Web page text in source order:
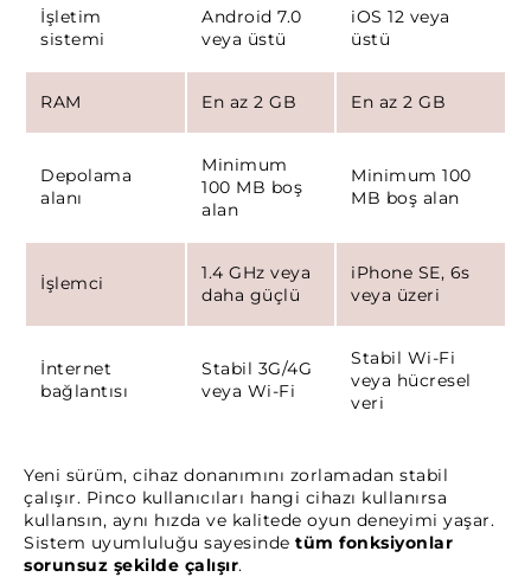
İşletim
sistemi
Android 7.0
veya üstü
iOS 12 veya
üstü
RAM En az 2 GB En az 2 GB
Depolama
alanı
Minimum
100 MB boş
alan
Minimum 100
MB boş alan
İşlemci
1.4 GHz veya
daha güçlü
iPhone SE, 6s
veya üzeri
İnternet
bağlantısı
Stabil 3G/4G
veya Wi-Fi
Stabil Wi-Fi
veya hücresel
veri
Yeni sürüm, cihaz donanımını zorlamadan stabil
çalışır. Pinco kullanıcıları hangi cihazı kullanırsa
kullansın, aynı hızda ve kalitede oyun deneyimi yaşar.
Sistem uyumluluğu sayesinde tüm fonksiyonlar
sorunsuz şekilde çalışır.